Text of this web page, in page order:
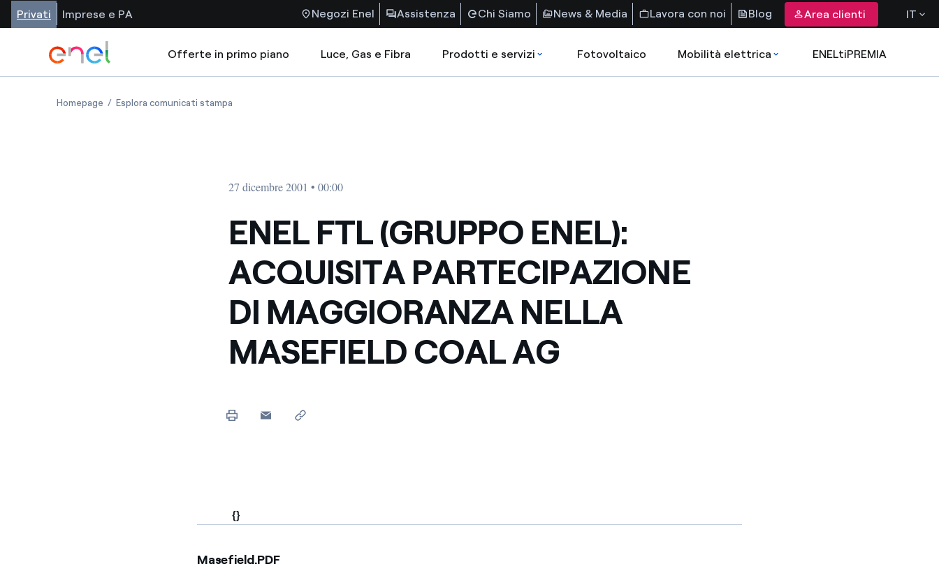
Privati Imprese e PA Negozi Enel Assistenza Chi Siamo News & Media Lavora con noi Blog Area clienti IT
Offerte in primo piano Luce, Gas e Fibra Prodotti e servizi Fotovoltaico Mobilità elettrica ENELtiPREMIA
Homepage Esplora comunicati stampa
27 dicembre 2001 • 00:00
ENEL FTL (GRUPPO ENEL):
ACQUISITA PARTECIPAZIONE
DI MAGGIORANZA NELLA
MASEFIELD COAL AG
{}
Masefield.PDF